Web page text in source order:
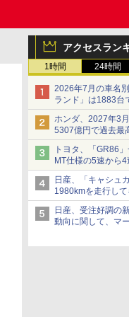
アクセスラン
1時間 24時間
2026年7月の車名
ランド」は1883台
は2591台で27位に
ホンダ、2027年3
5307億円で過去最
トヨタ、「GR86
MT仕様の5速から
作性向上など
日産、「キャシュ
1980kmを走行し
日産、受注好調の
動向に関して、マ